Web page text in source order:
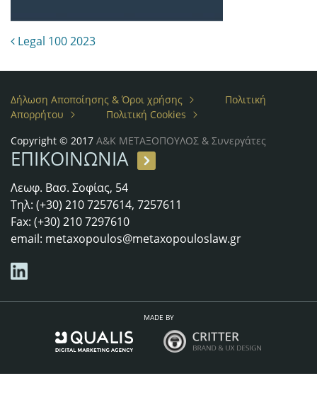
Post navigation
Legal 100 2023
Δήλωση Αποποίησης & Όροι χρήσης
Πολιτική
Απορρήτου
Πολιτική Cookies
Copyright © 2017 Α&Κ ΜΕΤΑΞΟΠΟΥΛΟΣ & Συνεργάτες
ΕΠΙΚΟΙΝΩΝΙΑ
Λεωφ. Βασ. Σοφίας, 54
Τηλ: (+30) 210 7257614, 7257611
Fax: (+30) 210 7297610
email: metaxopoulos@metaxopouloslaw.gr
MADE BY